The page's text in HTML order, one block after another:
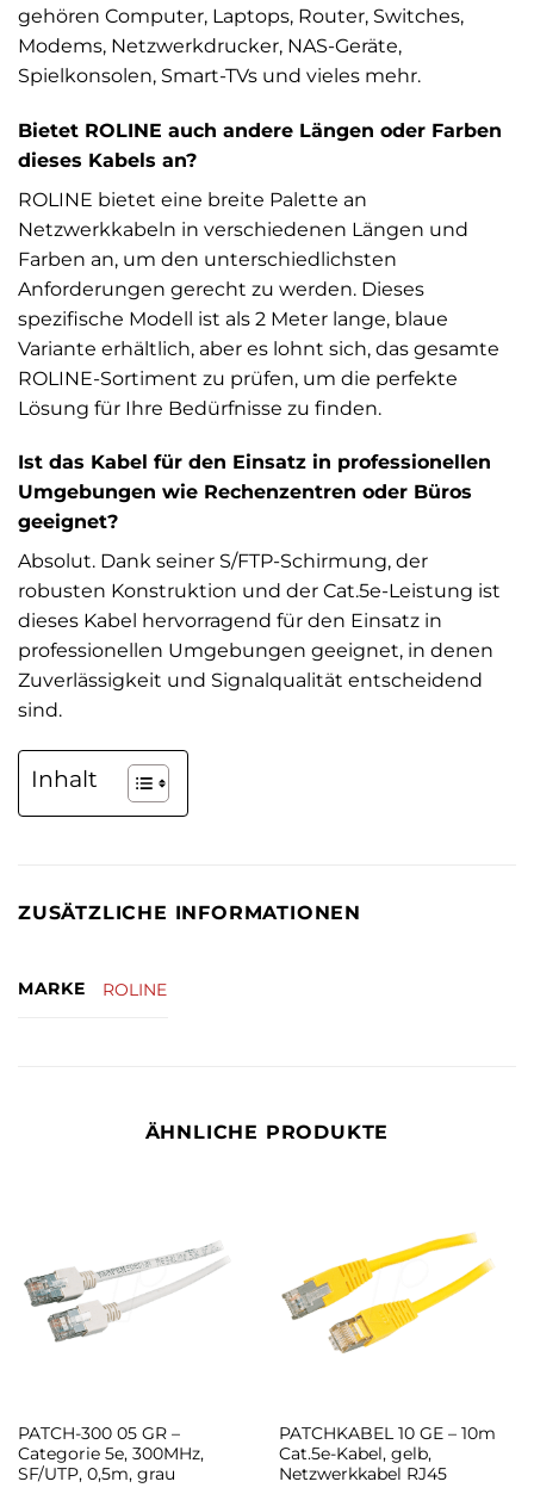
gehören Computer, Laptops, Router, Switches,
Modems, Netzwerkdrucker, NAS-Geräte,
Spielkonsolen, Smart-TVs und vieles mehr.
Bietet ROLINE auch andere Längen oder Farben
dieses Kabels an?
ROLINE bietet eine breite Palette an
Netzwerkkabeln in verschiedenen Längen und
Farben an, um den unterschiedlichsten
Anforderungen gerecht zu werden. Dieses
spezifische Modell ist als 2 Meter lange, blaue
Variante erhältlich, aber es lohnt sich, das gesamte
ROLINE-Sortiment zu prüfen, um die perfekte
Lösung für Ihre Bedürfnisse zu finden.
Ist das Kabel für den Einsatz in professionellen
Umgebungen wie Rechenzentren oder Büros
geeignet?
Absolut. Dank seiner S/FTP-Schirmung, der
robusten Konstruktion und der Cat.5e-Leistung ist
dieses Kabel hervorragend für den Einsatz in
professionellen Umgebungen geeignet, in denen
Zuverlässigkeit und Signalqualität entscheidend
sind.
Inhalt
ZUSÄTZLICHE INFORMATIONEN
MARKE ROLINE
ÄHNLICHE PRODUKTE
PATCH-300 05 GR –
Categorie 5e, 300MHz,
SF/UTP, 0,5m, grau
PATCHKABEL 10 GE – 10m
Cat.5e-Kabel, gelb,
Netzwerkkabel RJ45